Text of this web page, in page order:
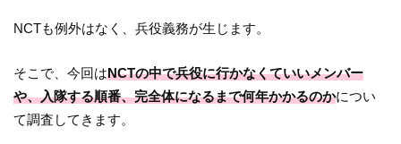
NCTも例外はなく、兵役義務が生じます。
そこで、今回はNCTの中で兵役に行かなくていいメンバー
や、入隊する順番、完全体になるまで何年かかるのかについ
て調査してきます。